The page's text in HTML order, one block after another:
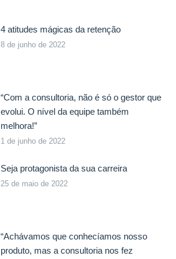
4 atitudes mágicas da retenção
8 de junho de 2022
“Com a consultoria, não é só o gestor que
evolui. O nível da equipe também
melhora!”
1 de junho de 2022
Seja protagonista da sua carreira
25 de maio de 2022
“Achávamos que conhecíamos nosso
produto, mas a consultoria nos fez